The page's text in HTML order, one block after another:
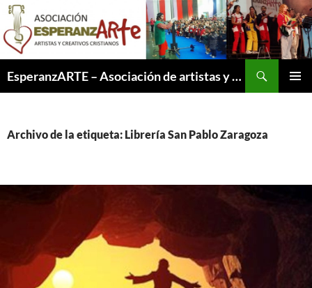
Saltar
contenido
EsperanzARTE – Asociación de artistas y creativos cristianos
Archivo de la etiqueta: Librería San Pablo Zaragoza